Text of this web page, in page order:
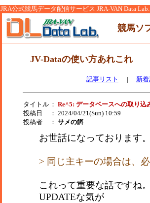
JRA公式競馬データ配信サービス JRA-VAN Data Lab.
競馬ソ
JV-Dataの使い方あれこれ
記事リスト | 新
タイトル ： Re^5: データベースへの取り込
投稿日
： 2024/04/21(Sun) 10:59
投稿者
： サメの餌
お世話になっております
> 同じ主キーの場合は、
これって重要な話ですね
UPDATEな気が